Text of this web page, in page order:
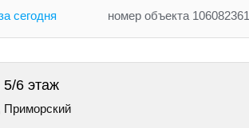
сегодня номер объекта 106082361
5/6 этаж
Приморский